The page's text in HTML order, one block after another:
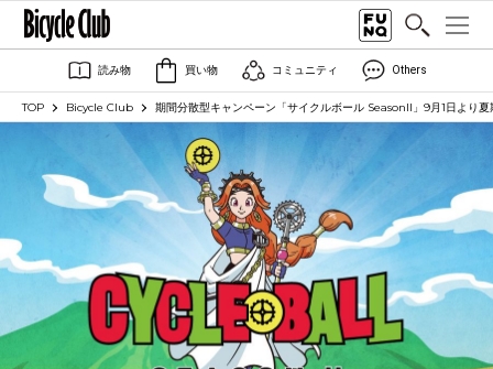
読み物 買い物 コミュニティ Others
TOP Bicycle Club 期間分散型キャンペーン「サイクルボール SeasonII」9月1日より